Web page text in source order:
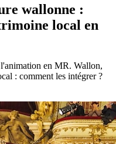
wallonne :
local en
en MR. Wallon,
: comment les intégrer ?